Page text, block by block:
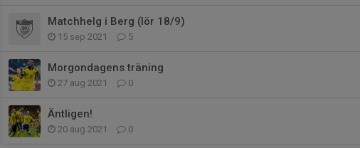
Matchhelg i Berg (lör 18/9)
15 sep 2021 5
Morgondagens träning
27 aug 2021 0
Äntligen!
20 aug 2021 0